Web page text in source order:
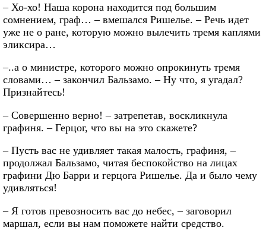
– Хо-хо! Наша корона находится под большим
сомнением, граф… – вмешался Ришелье. – Речь идет
уже не о ране, которую можно вылечить тремя каплями
эликсира…
–..а о министре, которого можно опрокинуть тремя
словами… – закончил Бальзамо. – Ну что, я угадал?
Признайтесь!
– Совершенно верно! – затрепетав, воскликнула
графиня. – Герцог, что вы на это скажете?
– Пусть вас не удивляет такая малость, графиня, –
продолжал Бальзамо, читая беспокойство на лицах
графини Дю Барри и герцога Ришелье. Да и было чему
удивляться!
– Я готов превозносить вас до небес, – заговорил
маршал, если вы нам поможете найти средство.